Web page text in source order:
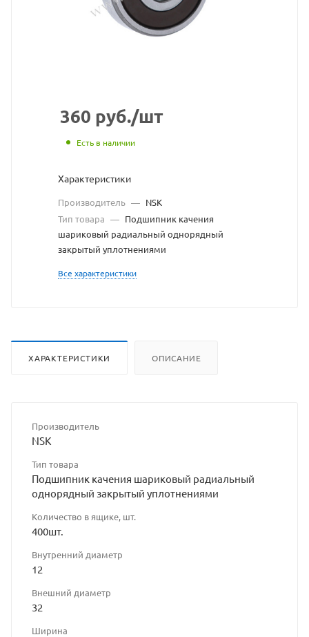
https://
по
разрешения
360 руб./шт
Есть в наличии
Характеристики
Производитель — NSK
Тип товара — Подшипник качения
шариковый радиальный однорядный
закрытый уплотнениями
Все характеристики
ХАРАКТЕРИСТИКИ ОПИСАНИЕ
Производитель
NSK
Тип товара
Подшипник качения шариковый радиальный
однорядный закрытый уплотнениями
Количество в ящике, шт.
400шт.
Внутренний диаметр
12
Внешний диаметр
32
Ширина